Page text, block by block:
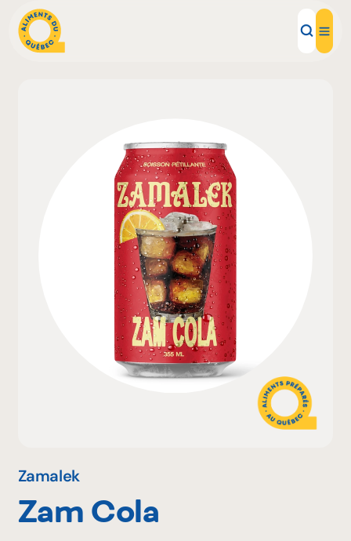
Recettes
Inspirations d'ici
Restaurants
Institutions
À propos
Zamalek
Zam Cola